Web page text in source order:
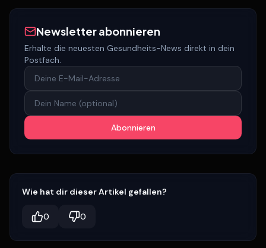
Newsletter abonnieren
Erhalte die neuesten Gesundheits-News direkt in dein
Postfach.
Abonnieren
Wie hat dir dieser Artikel gefallen?
0 0